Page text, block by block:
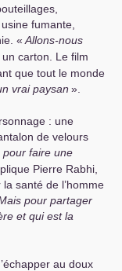
fumante,
« Allons-nous
carton. Le film
que tout le monde
vrai paysan ».
: une
de velours
pour faire une
Pierre Rabhi,
santé de l’homme
pour partager
et qui est la
au doux